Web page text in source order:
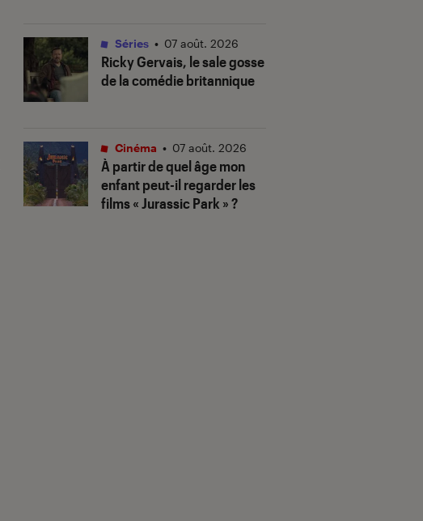
Ricky Gervais, le sale gosse
de la comédie britannique
Séries • 07 août. 2026
À partir de quel âge mon
enfant peut-il regarder les
films « Jurassic Park » ?
Cinéma • 07 août. 2026